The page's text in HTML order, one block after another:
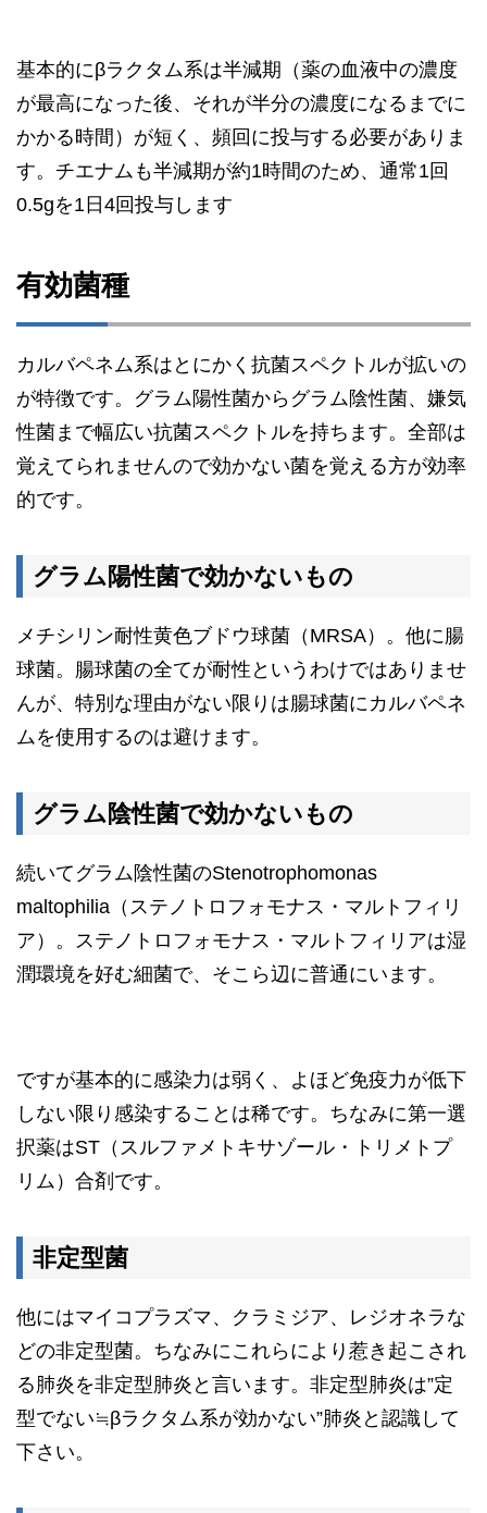
基本的にβラクタム系は半減期（薬の血液中の濃度
が最高になった後、それが半分の濃度になるまでに
かかる時間）が短く、頻回に投与する必要がありま
す。チエナムも半減期が約1時間のため、通常1回
0.5gを1日4回投与します
有効菌種
カルバペネム系はとにかく抗菌スペクトルが拡いの
が特徴です。グラム陽性菌からグラム陰性菌、嫌気
性菌まで幅広い抗菌スペクトルを持ちます。全部は
覚えてられませんので効かない菌を覚える方が効率
的です。
グラム陽性菌で効かないもの
メチシリン耐性黄色ブドウ球菌（MRSA）。他に腸
球菌。腸球菌の全てが耐性というわけではありませ
んが、特別な理由がない限りは腸球菌にカルバペネ
ムを使用するのは避けます。
グラム陰性菌で効かないもの
続いてグラム陰性菌のStenotrophomonas
maltophilia（ステノトロフォモナス・マルトフィリ
ア）。ステノトロフォモナス・マルトフィリアは湿
潤環境を好む細菌で、そこら辺に普通にいます。
ですが基本的に感染力は弱く、よほど免疫力が低下
しない限り感染することは稀です。ちなみに第一選
択薬はST（スルファメトキサゾール・トリメトプ
リム）合剤です。
非定型菌
他にはマイコプラズマ、クラミジア、レジオネラな
どの非定型菌。ちなみにこれらにより惹き起こされ
る肺炎を非定型肺炎と言います。非定型肺炎は”定
型でない≒βラクタム系が効かない”肺炎と認識して
下さい。